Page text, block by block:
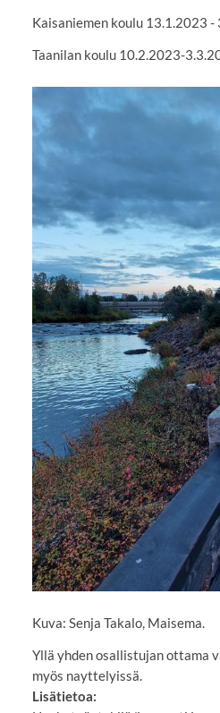
Lisätietoa:
Kaisaniemen koulu 13.1.2023 -
Taanilan koulu 10.2.2023-
Kuva: Senja Takalo, Maisema.
Yllä yhden osallistujan ottama
myös nayttelyissä.